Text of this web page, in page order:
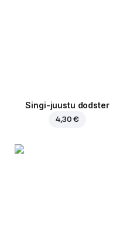
Singi-juustu dodster
4,30 €